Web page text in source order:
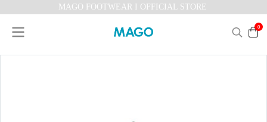
MAGO FOOTWEAR I OFFICIAL STORE
0